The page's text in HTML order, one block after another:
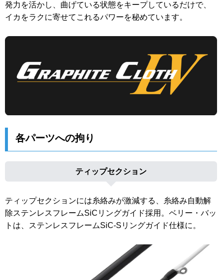
発力を活かし、曲げている状態をキープしているだけで、
イカをラクに寄せてこれるパワーを秘めています。
各パーツへの拘り
ティップセクション
ティップセクションには糸絡みが激減する、糸絡み自動解
除ステンレスフレームSiCリングガイド採用。ベリー・バッ
トは、ステンレスフレームSiC-Sリングガイド仕様に。